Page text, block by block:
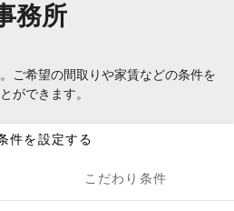
務所
ご希望の間取りや家賃などの条件を
ができます。
件を設定する
こだわり条件